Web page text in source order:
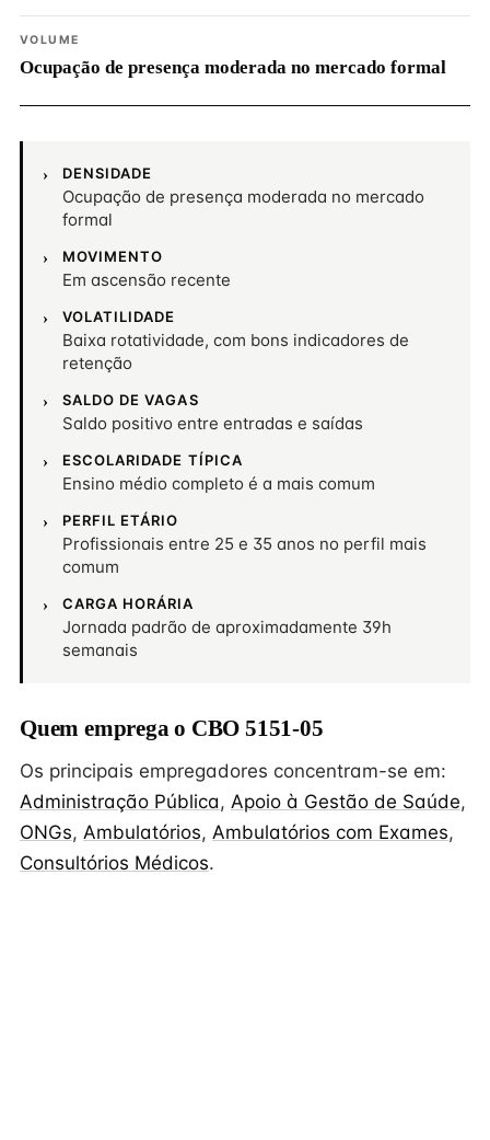
VOLUME
Ocupação de presença moderada no mercado formal
DENSIDADE
Ocupação de presença moderada no mercado
formal
MOVIMENTO
Em ascensão recente
VOLATILIDADE
Baixa rotatividade, com bons indicadores de
retenção
SALDO DE VAGAS
Saldo positivo entre entradas e saídas
ESCOLARIDADE TÍPICA
Ensino médio completo é a mais comum
PERFIL ETÁRIO
Profissionais entre 25 e 35 anos no perfil mais
comum
CARGA HORÁRIA
Jornada padrão de aproximadamente 39h
semanais
Quem emprega o CBO 5151-05
Os principais empregadores concentram-se em:
Administração Pública, Apoio à Gestão de Saúde,
ONGs, Ambulatórios, Ambulatórios com Exames,
Consultórios Médicos.